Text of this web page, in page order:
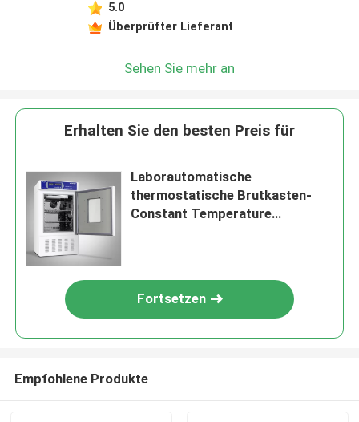
5.0
Überprüfter Lieferant
Sehen Sie mehr an
Erhalten Sie den besten Preis für
Laborautomatische
thermostatische Brutkasten-
Constant Temperature
Fortsetzen
Empfohlene Produkte